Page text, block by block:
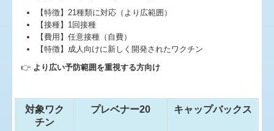
【特徴】21種類に対応（より広範囲）
【接種】1回接種
【費用】任意接種（自費）
【特徴】成人向けに新しく開発されたワクチン
👉 より広い予防範囲を重視する方向け
対象ワク
チン
プレベナー20 キャップバックス